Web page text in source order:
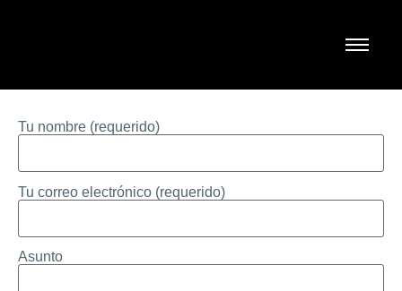
Tu nombre (requerido)
Tu correo electrónico (requerido)
Asunto